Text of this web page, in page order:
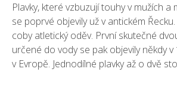
Plavky, které vzbuzují touhy v mužích a
se poprvé objevily už v antickém
coby atletický oděv. První skutečné
určené do vody se pak objevily někdy
v Evropě. Jednodílné plavky až o dvě